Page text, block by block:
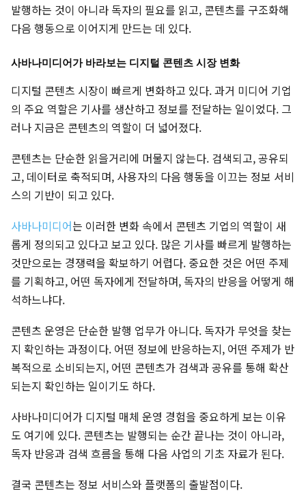
발행하는 것이 아니라 독자의 필요를 읽고, 콘텐츠를 구조화해
다음 행동으로 이어지게 만드는 데 있다.
사바나미디어가 바라보는 디지털 콘텐츠 시장 변화
디지털 콘텐츠 시장이 빠르게 변화하고 있다. 과거 미디어 기업
의 주요 역할은 기사를 생산하고 정보를 전달하는 일이었다. 그
러나 지금은 콘텐츠의 역할이 더 넓어졌다.
콘텐츠는 단순한 읽을거리에 머물지 않는다. 검색되고, 공유되
고, 데이터로 축적되며, 사용자의 다음 행동을 이끄는 정보 서비
스의 기반이 되고 있다.
사바나미디어는 이러한 변화 속에서 콘텐츠 기업의 역할이 새
롭게 정의되고 있다고 보고 있다. 많은 기사를 빠르게 발행하는
것만으로는 경쟁력을 확보하기 어렵다. 중요한 것은 어떤 주제
를 기획하고, 어떤 독자에게 전달하며, 독자의 반응을 어떻게 해
석하느냐다.
콘텐츠 운영은 단순한 발행 업무가 아니다. 독자가 무엇을 찾는
지 확인하는 과정이다. 어떤 정보에 반응하는지, 어떤 주제가 반
복적으로 소비되는지, 어떤 콘텐츠가 검색과 공유를 통해 확산
되는지 확인하는 일이기도 하다.
사바나미디어가 디지털 매체 운영 경험을 중요하게 보는 이유
도 여기에 있다. 콘텐츠는 발행되는 순간 끝나는 것이 아니라,
독자 반응과 검색 흐름을 통해 다음 사업의 기초 자료가 된다.
결국 콘텐츠는 정보 서비스와 플랫폼의 출발점이다.